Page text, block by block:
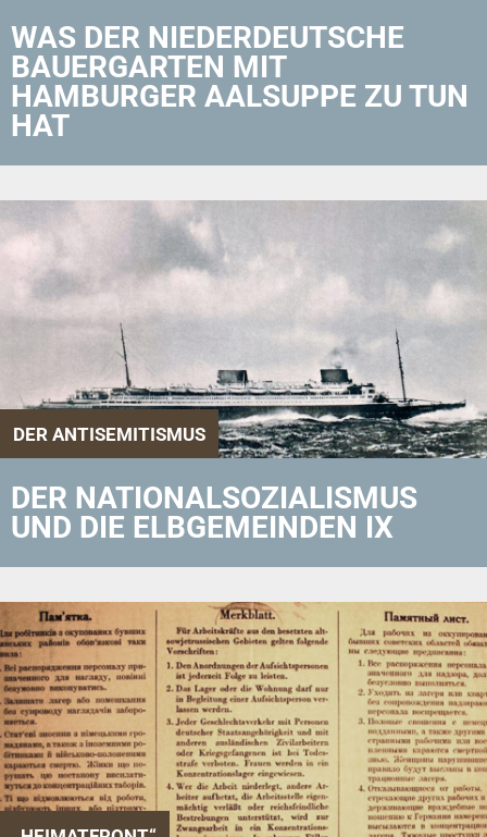
WAS DER NIEDERDEUTSCHE
BAUERGARTEN MIT
HAMBURGER AALSUPPE ZU TUN
HAT
DER ANTISEMITISMUS
DER NATIONALSOZIALISMUS
UND DIE ELBGEMEINDEN IX